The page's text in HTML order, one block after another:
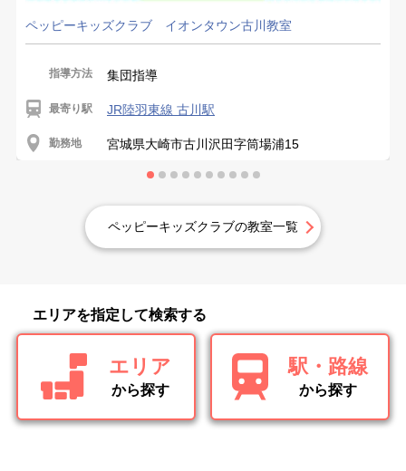
ペッピーキッズクラブ イオンタウン古川教室
指導方法 集団指導
最寄り駅 JR陸羽東線 古川駅
勤務地 宮城県大崎市古川沢田字筒場浦15
ペッピーキッズクラブの教室一覧
エリアを指定して検索する
エリア
から探す
駅・路線
から探す